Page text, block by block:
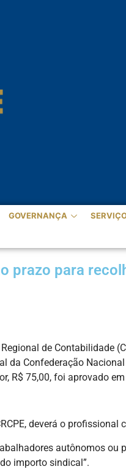
GOVERNANÇA
prazo para
de Contabilidade
da Confederação
R$ 75,00, foi aprovado
deverá o
autônomos
importo sindical”.